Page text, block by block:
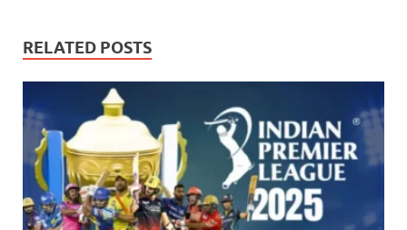
b
o
k
s
A
p
p
er
a
re
ss
RELATED POSTS